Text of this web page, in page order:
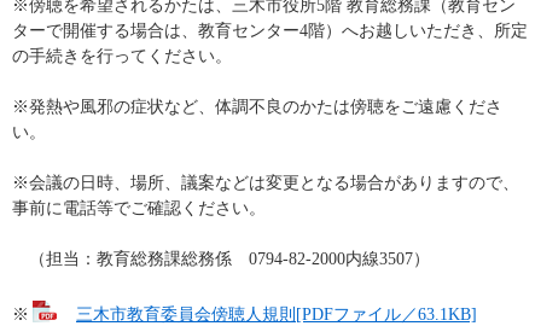
※傍聴を希望されるかたは、三木市役所5階 教育総務課（教育セン
ターで開催する場合は、教育センター4階）へお越しいただき、所定
の手続きを行ってください。
※発熱や風邪の症状など、体調不良のかたは傍聴をご遠慮くださ
い。
※会議の日時、場所、議案などは変更となる場合がありますので、
事前に電話等でご確認ください。
（担当：教育総務課総務係　0794-82-2000内線3507）
※ 三木市教育委員会傍聴人規則[PDFファイル／63.1KB]